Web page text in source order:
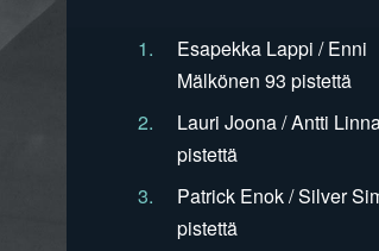
1.
Esapekka Lappi / Enni
Mälkönen 93 pistettä
2.
Lauri Joona / Antti
pistettä
3.
Patrick Enok / Silver
pistettä